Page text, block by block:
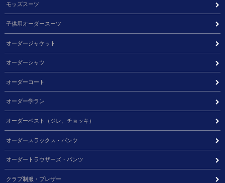
モッズスーツ
子供用オーダースーツ
オーダージャケット
オーダーシャツ
オーダーコート
オーダー学ラン
オーダーベスト（ジレ、チョッキ）
オーダースラックス・パンツ
オーダートラウザーズ・パンツ
クラブ制服・ブレザー